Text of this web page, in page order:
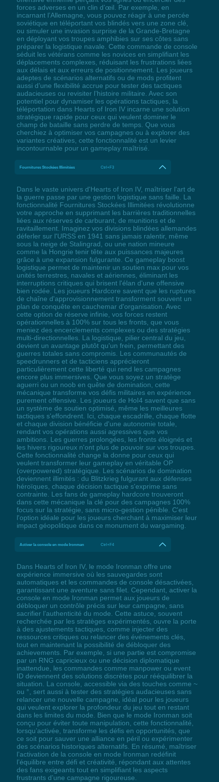
forces adverses en un clin d’œil. Par exemple, en
incarnant l’Allemagne, vous pouvez réagir à une percée
soviétique en téléportant vos blindés vers une zone clé,
ou simuler une invasion surprise de la Grande-Bretagne
en déployant vos troupes amphibies sur ses côtes sans
préparer la logistique navale. Cette commande de console
séduit les vétérans comme les novices en simplifiant les
déplacements complexes, réduisant les frustrations liées
aux délais et aux erreurs de positionnement. Les joueurs
adeptes de scénarios alternatifs ou de mods profitent
aussi d’une flexibilité accrue pour tester des tactiques
audacieuses ou revisiter l’histoire militaire. Avec son
potentiel pour dynamiser les opérations tactiques, la
téléportation dans Hearts of Iron IV incarne une solution
stratégique rapide pour ceux qui veulent dominer le
champ de bataille sans perdre de temps. Que vous
cherchiez à optimiser vos campagnes ou à explorer des
variantes créatives, cette fonctionnalité est un levier
incontournable pour un gameplay maîtrisé.
Fournitures Stockées Illimitées Ctrl+F3
Dans le vaste univers d'Hearts of Iron IV, maîtriser l'art de
la guerre passe par une gestion logistique sans faille. La
fonctionnalité Fournitures Stockées Illimitées révolutionne
votre approche en supprimant les barrières traditionnelles
liées aux réserves de carburant, de munitions et de
ravitaillement. Imaginez vos divisions blindées allemandes
déferler sur l'URSS en 1941 sans jamais ralentir, même
sous la neige de Stalingrad, ou une nation mineure
comme la Hongrie tenir tête aux puissances majeures
grâce à une expansion fulgurante. Ce gameplay boost
logistique permet de maintenir un soutien max pour vos
unités terrestres, navales et aériennes, éliminant les
interruptions critiques qui brisent l'élan d'une offensive
bien rodée. Les joueurs Hardcore savent que les ruptures
de chaîne d'approvisionnement transforment souvent un
plan de conquête en cauchemar d'organisation. Avec
cette option de réserve infinie, vos forces restent
opérationnelles à 100% sur tous les fronts, que vous
meniez des encerclements complexes ou des stratégies
multi-directionnelles. La logistique, pilier central du jeu,
devient un avantage plutôt qu'un frein, permettant des
guerres totales sans compromis. Les communautés de
speedrunners et de tacticiens apprécieront
particulièrement cette liberté qui rend les campagnes
encore plus immersives. Que vous soyez un stratège
aguerri ou un noob en quête de domination, cette
mécanique transforme vos défis militaires en expérience
purement offensive. Les joueurs de HoI4 savent que sans
un système de soutien optimisé, même les meilleures
tactiques s'effondrent. Ici, chaque escadrille, chaque flotte
et chaque division bénéficie d'une autonomie totale,
rendant vos opérations aussi agressives que vos
ambitions. Les guerres prolongées, les fronts éloignés et
les hivers rigoureux n'ont plus de pouvoir sur vos troupes.
Cette fonctionnalité change la donne pour ceux qui
veulent transformer leur gameplay en véritable OP
(overpowered) stratégique. Les scénarios de domination
deviennent illimités : du Blitzkrieg fulgurant aux défenses
héroïques, chaque décision tactique s'exprime sans
contrainte. Les fans de gameplay hardcore trouveront
dans cette mécanique la clé pour des campagnes 100%
focus sur la stratégie, sans micro-gestion pénible. C'est
l'option idéale pour les joueurs cherchant à maximiser leur
impact géopolitique dans ce monument du wargaming.
Activer la console en mode Ironman Ctrl+F4
Dans Hearts of Iron IV, le mode Ironman offre une
expérience immersive où les sauvegardes sont
automatiques et les commandes de console désactivées,
garantissant une aventure sans filet. Cependant, activer la
console en mode Ironman permet aux joueurs de
débloquer un contrôle précis sur leur campagne, sans
sacrifier l’authenticité du mode. Cette astuce, souvent
recherchée par les stratèges expérimentés, ouvre la porte
à des ajustements tactiques, comme injecter des
ressources critiques ou relancer des événements clés,
tout en maintenant la possibilité de débloquer des
achievements. Par exemple, si une partie est compromise
par un RNG capricieux ou une décision diplomatique
inattendue, les commandes comme manpower ou event
ID deviennent des solutions discrètes pour rééquilibrer la
situation. La console, accessible via des touches comme ~
ou °, sert aussi à tester des stratégies audacieuses sans
relancer une nouvelle campagne, idéal pour les joueurs
qui veulent explorer la profondeur du jeu tout en restant
dans les limites du mode. Bien que le mode Ironman soit
conçu pour éviter toute manipulation, cette fonctionnalité,
lorsqu’activée, transforme les défis en opportunités, que
ce soit pour sauver une alliance en péril ou expérimenter
des scénarios historiques alternatifs. En résumé, maîtriser
l’activation de la console en mode Ironman redéfinit
l’équilibre entre défi et créativité, répondant aux attentes
des fans exigeants tout en simplifiant les aspects
frustrants d’une campagne rigoureuse.